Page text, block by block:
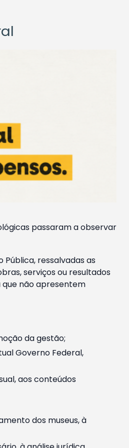
passaram a observar
ressalvadas as
serviços ou resultados
não apresentem
da gestão;
Governo Federal,
aos conteúdos
dos museus, à